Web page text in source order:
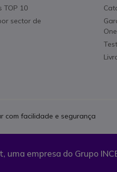
TOP 10
sector de
com facilidade e segurança
uma empresa do Grupo